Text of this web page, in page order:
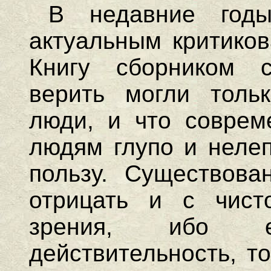
В недавние
актуальным
Книгу сборником
верить могли
люди, и что
людям глупо и
пользу.
отрицать и с
зрения, ибо
действительность,